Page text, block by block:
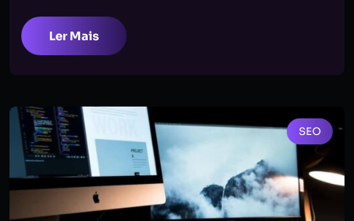
Ler Mais
SEO